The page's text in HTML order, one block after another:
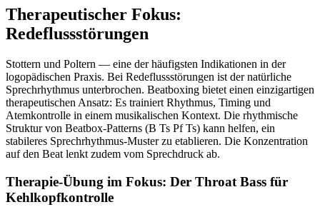
Therapeutischer Fokus:
Redeflussstörungen
Stottern und Poltern — eine der häufigsten Indikationen in der
logopädischen Praxis. Bei Redeflussstörungen ist der natürliche
Sprechrhythmus unterbrochen. Beatboxing bietet einen einzigartigen
therapeutischen Ansatz: Es trainiert Rhythmus, Timing und
Atemkontrolle in einem musikalischen Kontext. Die rhythmische
Struktur von Beatbox-Patterns (B Ts Pf Ts) kann helfen, ein
stabileres Sprechrhythmus-Muster zu etablieren. Die Konzentration
auf den Beat lenkt zudem vom Sprechdruck ab.
Therapie-Übung im Fokus: Der Throat Bass für
Kehlkopfkontrolle